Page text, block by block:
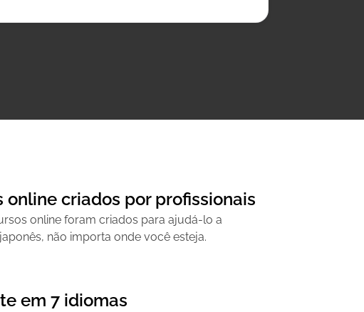
online criados por profissionais
online foram criados para ajudá-lo a
não importa onde você esteja.
em 7 idiomas